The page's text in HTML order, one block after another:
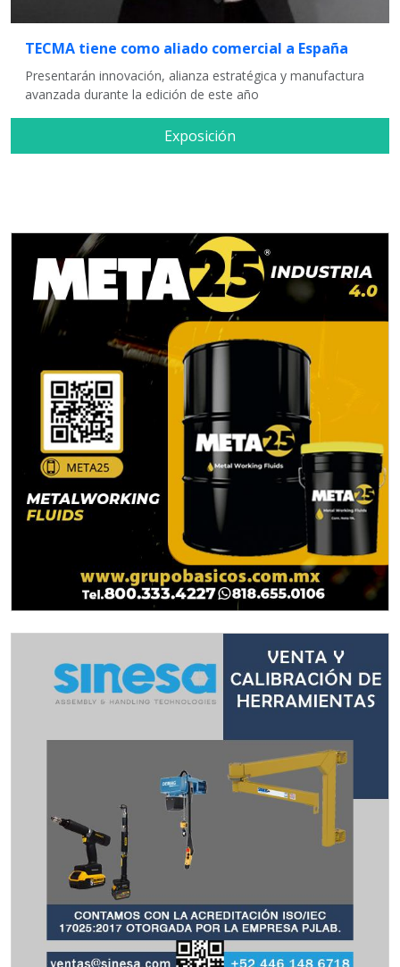
TECMA tiene como aliado comercial a España
Presentarán innovación, alianza estratégica y manufactura
avanzada durante la edición de este año
Exposición